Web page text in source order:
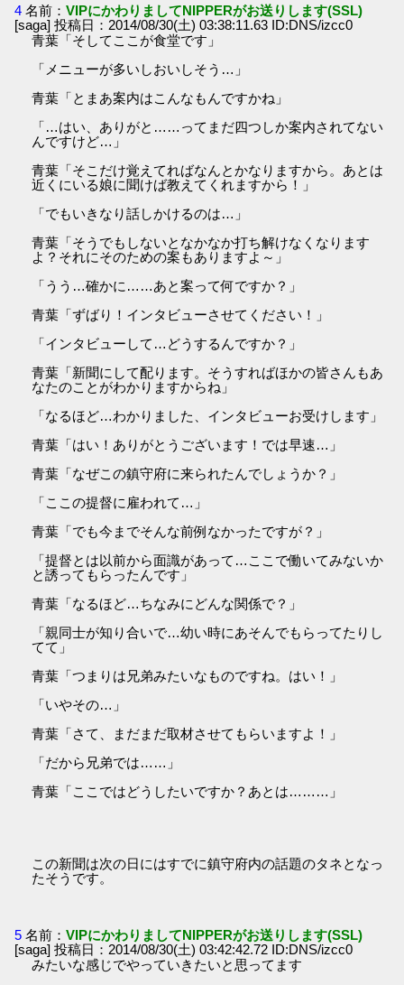
4 名前：VIPにかわりましてNIPPERがお送りします(SSL)
[saga] 投稿日：2014/08/30(土) 03:38:11.63 ID:DNS/izcc0
青葉「そしてここが食堂です」
「メニューが多いしおいしそう…」
青葉「とまあ案内はこんなもんですかね」
「…はい、ありがと……ってまだ四つしか案内されてない
んですけど…」
青葉「そこだけ覚えてればなんとかなりますから。あとは
近くにいる娘に聞けば教えてくれますから！」
「でもいきなり話しかけるのは…」
青葉「そうでもしないとなかなか打ち解けなくなります
よ？それにそのための案もありますよ～」
「うう…確かに……あと案って何ですか？」
青葉「ずばり！インタビューさせてください！」
「インタビューして…どうするんですか？」
青葉「新聞にして配ります。そうすればほかの皆さんもあ
なたのことがわかりますからね」
「なるほど…わかりました、インタビューお受けします」
青葉「はい！ありがとうございます！では早速…」
青葉「なぜこの鎮守府に来られたんでしょうか？」
「ここの提督に雇われて…」
青葉「でも今までそんな前例なかったですが？」
「提督とは以前から面識があって…ここで働いてみないか
と誘ってもらったんです」
青葉「なるほど…ちなみにどんな関係で？」
「親同士が知り合いで…幼い時にあそんでもらってたりし
てて」
青葉「つまりは兄弟みたいなものですね。はい！」
「いやその…」
青葉「さて、まだまだ取材させてもらいますよ！」
「だから兄弟では……」
青葉「ここではどうしたいですか？あとは………」
この新聞は次の日にはすでに鎮守府内の話題のタネとなっ
たそうです。
5 名前：VIPにかわりましてNIPPERがお送りします(SSL)
[saga] 投稿日：2014/08/30(土) 03:42:42.72 ID:DNS/izcc0
みたいな感じでやっていきたいと思ってます